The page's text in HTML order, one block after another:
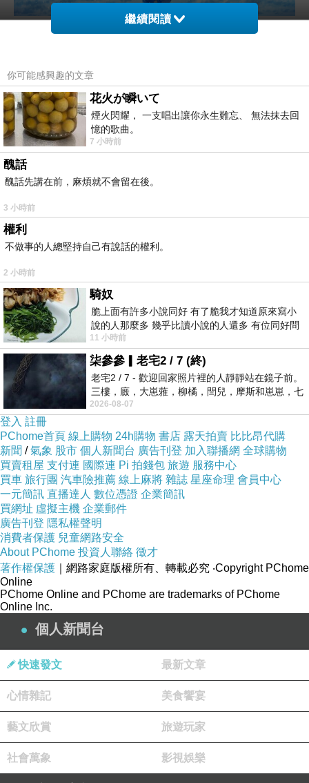
上一篇：無光之星
下一篇：人生整頓期
繼續閱讀
你可能感興趣的文章
花火が瞬いて
煙火閃耀， 一支唱出讓你永生難忘、 無法抹去回
憶的歌曲。
7 小時前
醜話
醜話先講在前，麻煩就不會留在後。
3 小時前
權利
不做事的人總堅持自己有說話的權利。
2 小時前
騎奴
脆上面有許多小說同好 有了脆我才知道原來寫小
說的人那麼多 幾乎比讀小說的人還多 有位同好問
了一個問題 她說為什麼高中文學獎的
11 小時前
柒參參▎老宅2 / 7 (終)
老宅2 / 7 - 歡迎回家照片裡的人靜靜站在鏡子前。
三樓，廄，大崽蕥，柳橘，閆兒，摩斯和崽崽，七
個人整整齊齊地站在鏡框之外，如同
2026-08-07
登入 註冊
PChome首頁 線上購物 24h購物 書店 露天拍賣 比比昂代購
新聞 /氣象 股市 個人新聞台 廣告刊登 加入聯播網 全球購物
買賣租屋 支付連 國際連 Pi 拍錢包 旅遊 服務中心
買車 旅行團 汽車險推薦 線上麻將 雜誌 星座命理 會員中心
一元簡訊 直播達人 數位憑證 企業簡訊
買網址 虛擬主機 企業郵件
廣告刊登 隱私權聲明
消費者保護 兒童網路安全
About PChome 投資人聯絡 徵才
著作權保護 ｜網路家庭版權所有、轉載必究 ‧Copyright PChome
Online
PChome Online and PChome are trademarks of PChome
Online Inc.
個人新聞台
快速發文 最新文章
心情雜記 美食饗宴
藝文欣賞 旅遊玩家
社會萬象 影視娛樂